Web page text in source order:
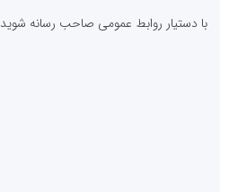
با دستیار روابط عمومی صاحب رسانه شوید